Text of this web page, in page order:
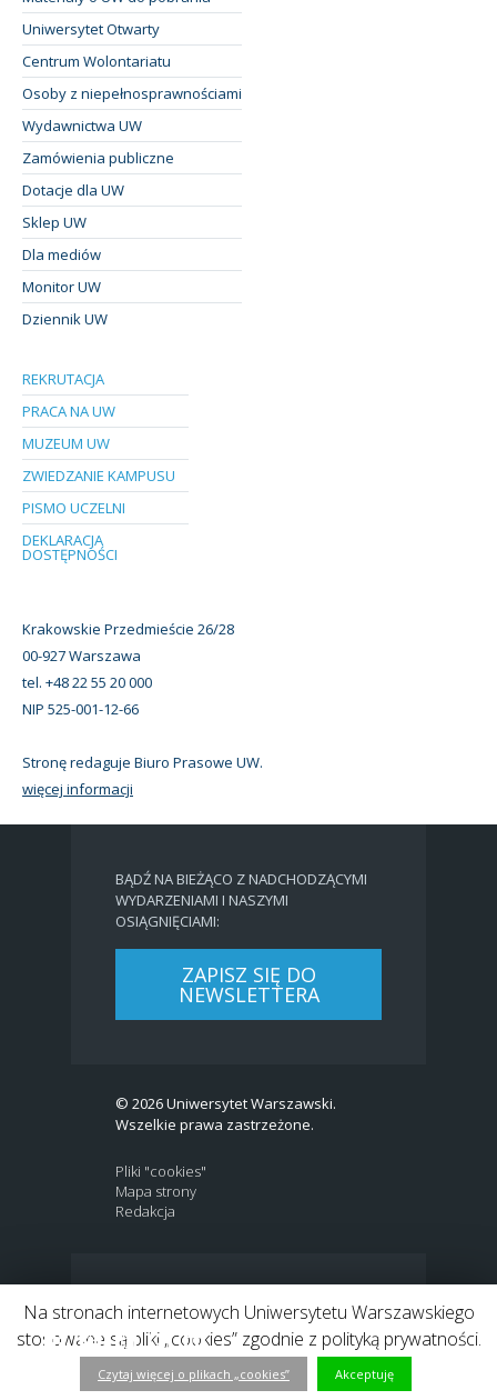
Uniwersytet Otwarty
Centrum Wolontariatu
Osoby z niepełnosprawnościami
Wydawnictwa UW
Zamówienia publiczne
Dotacje dla UW
Sklep UW
Dla mediów
Monitor UW
Dziennik UW
REKRUTACJA
PRACA NA UW
MUZEUM UW
ZWIEDZANIE KAMPUSU
PISMO UCZELNI
DEKLARACJA
DOSTĘPNOŚCI
Krakowskie Przedmieście 26/28
00-927 Warszawa
tel. +48 22 55 20 000
NIP 525-001-12-66
Stronę redaguje Biuro Prasowe UW.
więcej informacji
BĄDŹ NA BIEŻĄCO Z NADCHODZĄCYMI
WYDARZENIAMI I NASZYMI
OSIĄGNIĘCIAMI:
ZAPISZ SIĘ DO
NEWSLETTERA
© 2026 Uniwersytet Warszawski.
Wszelkie prawa zastrzeżone.
Pliki "cookies"
Mapa strony
Redakcja
Link do profilu Facebook
Link to Twitter profile
Link do kanału Youtube
Link do profilu Instagram
Link do profilu LinkedIn
Na stronach internetowych Uniwersytetu Warszawskiego
stosowane są pliki „cookies” zgodnie z polityką prywatności.
Czytaj więcej o plikach „cookies” Akceptuję